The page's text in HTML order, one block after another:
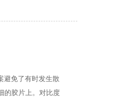
避免了有时发生散
的胶片上。对比度